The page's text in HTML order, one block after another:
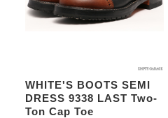
WHITE'S BOOTS SEMI
DRESS 9338 LAST Two-
Ton Cap Toe